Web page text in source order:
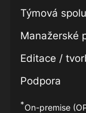
Týmová
Manažerské
Editace /
Podpora
*On-premise